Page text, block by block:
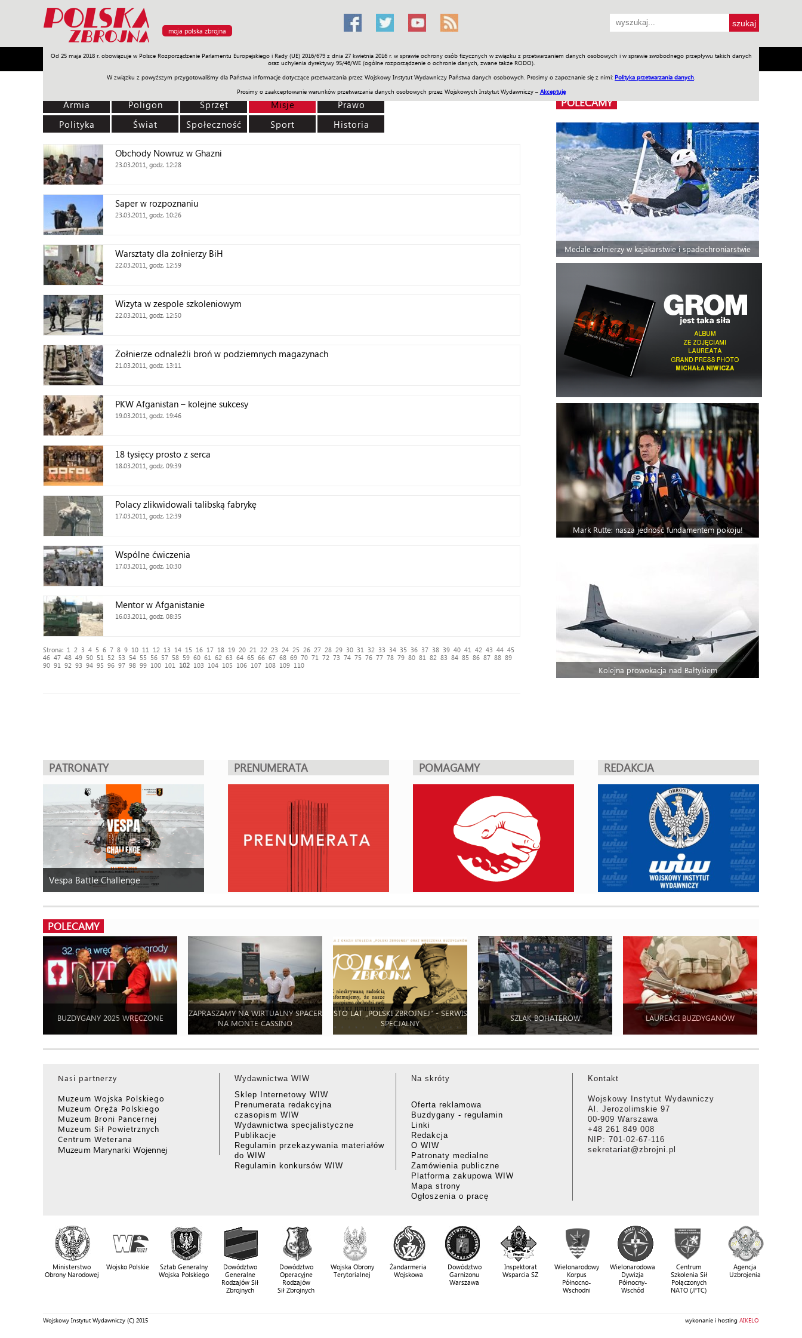
moja polska zbrojna
Od 25 maja 2018 r. obowiązuje w Polsce Rozporządzenie Parlamentu Europejskiego i Rady (UE) 2016/679 z dnia 27 kwietnia 2016 r. w sprawie ochrony osób fizycznych w związku z przetwarzaniem danych osobowych i w sprawie swobodnego przepływu takich danych
oraz uchylenia dyrektywy 95/46/WE (ogólne rozporządzenie o ochronie danych, zwane także RODO).
W związku z powyższym przygotowaliśmy dla Państwa informacje dotyczące przetwarzania przez Wojskowy Instytut Wydawniczy Państwa danych osobowych. Prosimy o zapoznanie się z nimi: Polityka przetwarzania danych
Prosimy o zaakceptowanie warunków przetwarzania danych osobowych przez Wojskowych Instytut Wydawniczy – Akceptuję
Armia Poligon Sprzęt Misje Polityka Prawo Świat Społeczność Sport Historia Galerie Wideo ENGLISH SKLEP Jednodniówki Praca w WIW
Armia Poligon Sprzęt Misje
Prawo
Polityka
Świat Społeczność Sport Historia
Obchody Nowruz w Ghazni
23.03.2011, godz. 12:28
Saper w rozpoznaniu
23.03.2011, godz. 10:26
Warsztaty dla żołnierzy BiH
22.03.2011, godz. 12:59
Wizyta w zespole szkoleniowym
22.03.2011, godz. 12:50
Żołnierze odnaleźli broń w podziemnych magazynach
21.03.2011, godz. 13:11
PKW Afganistan – kolejne sukcesy
19.03.2011, godz. 19:46
18 tysięcy prosto z serca
18.03.2011, godz. 09:39
Polacy zlikwidowali talibską fabrykę
17.03.2011, godz. 12:39
Wspólne ćwiczenia
17.03.2011, godz. 10:30
Mentor w Afganistanie
16.03.2011, godz. 08:35
Strona: 1 2 3 4 5 6 7 8 9 10 11 12 13 14 15 16 17 18 19 20 21 22 23 24 25 26 27 28 29 30 31 32 33 34 35 36 37 38 39 40 41 42 43 44 45
46 47 48 49 50 51 52 53 54 55 56 57 58 59 60 61 62 63 64 65 66 67 68 69 70 71 72 73 74 75 76 77 78 79 80 81 82 83 84 85 86 87 88 89
90 91 92 93 94 95 96 97 98 99 100 101 102 103 104 105 106 107 108 109 110
POLECAMY
Medale żołnierzy w kajakarstwie i spadochroniarstwie
Mark Rutte: nasza jedność fundamentem pokoju!
Kolejna prowokacja nad Bałtykiem
PATRONATY
Vespa Battle Challenge
PRENUMERATA POMAGAMY REDAKCJA
POLECAMY
BUZDYGANY 2025 WRĘCZONE
ZAPRASZAMY NA WIRTUALNY SPACER
NA MONTE CASSINO
STO LAT „POLSKI ZBROJNEJ” - SERWIS
SPECJALNY
SZLAK BOHATERÓW LAUREACI BUZDYGANÓW
Nasi partnerzy
Muzeum Wojska Polskiego
Muzeum Oręża Polskiego
Muzeum Broni Pancernej
Muzeum Sił Powietrznych
Centrum Weterana
Muzeum Marynarki Wojennej
Wydawnictwa WIW
Sklep Internetowy WIW
Prenumerata redakcyjna
czasopism WIW
Wydawnictwa specjalistyczne
Publikacje
Regulamin przekazywania materiałów
do WIW
Regulamin konkursów WIW
Na skróty
Oferta reklamowa
Buzdygany - regulamin
Linki
Redakcja
O WIW
Patronaty medialne
Zamówienia publiczne
Platforma zakupowa WIW
Mapa strony
Ogłoszenia o pracę
Kontakt
Wojskowy Instytut Wydawniczy
Al. Jerozolimskie 97
00-909 Warszawa
+48 261 849 008
NIP: 701-02-67-116
sekretariat@zbrojni.pl
Ministerstwo
Obrony Narodowej
Wojsko Polskie
Sztab Generalny
Wojska Polskiego
Dowództwo
Generalne
Rodzajów Sił
Zbrojnych
Dowództwo
Operacyjne
Rodzajów
Sił Zbrojnych
Wojska Obrony
Terytorialnej
Żandarmeria
Wojskowa
Dowództwo
Garnizonu
Warszawa
Inspektorat
Wsparcia SZ
Wielonarodowy
Korpus
Północno-
Wschodni
Wielonarodowa
Dywizja
Północny-
Wschód
Centrum
Szkolenia Sił
Połączonych
NATO (JFTC)
Agencja
Uzbrojenia
Wojskowy Instytut Wydawniczy (C) 2015 wykonanie i hosting AIKELO